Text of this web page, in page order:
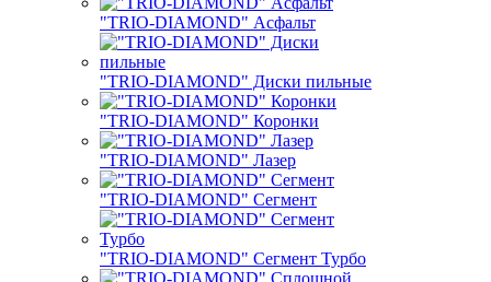
"TRIO-DIAMOND" Асфальт
"TRIO-DIAMOND" Диски пильные
"TRIO-DIAMOND" Коронки
"TRIO-DIAMOND" Лазер
"TRIO-DIAMOND" Сегмент
"TRIO-DIAMOND" Сегмент Турбо